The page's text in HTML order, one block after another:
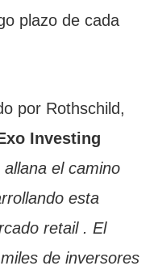
plazo de cada
por Rothschild,
Investing
allana el camino
esta
retail . El
de inversores